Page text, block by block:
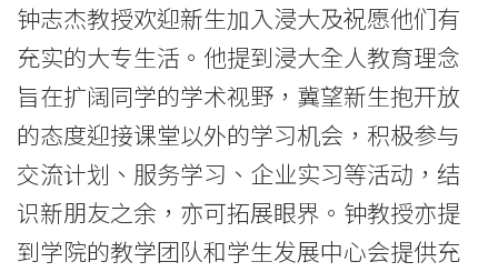
学
院
消
息
钟志杰教授欢迎新生加入浸大及祝愿他们有
充实的大专生活。他提到浸大全人教育理念
旨在扩阔同学的学术视野，冀望新生抱开放
的态度迎接课堂以外的学习机会，积极参与
交流计划、服务学习、企业实习等活动，结
识新朋友之余，亦可拓展眼界。钟教授亦提
到学院的教学团队和学生发展中心会提供充